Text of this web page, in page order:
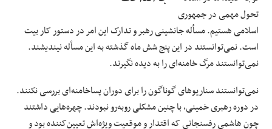
تحول مهمی در جمهوری
اسلامی هستیم. مسأله جانشینی رهبر و تدارک این امر در دستور کار بیت
است. نمی‌توانستند در این پنج شش ماه گذشته به این مسأله نیندیشند.
نمی‌توانستند مرگ خامنه‌ای را به دیده نگیرند.
نمی‌توانستند سناریوهای گوناگون را برای دوران پسا‌خامنه‌ای بررسی نکنند.
در دوره‌ رهبری خمینی، با چنین مشکلی رو‌به‌رو نبودند. چهره‌هایی داشتند
چون هاشمی رفسنجانی که اقتدار و موقعیت ‌ویژه‌اش تعیین‌کننده بود و